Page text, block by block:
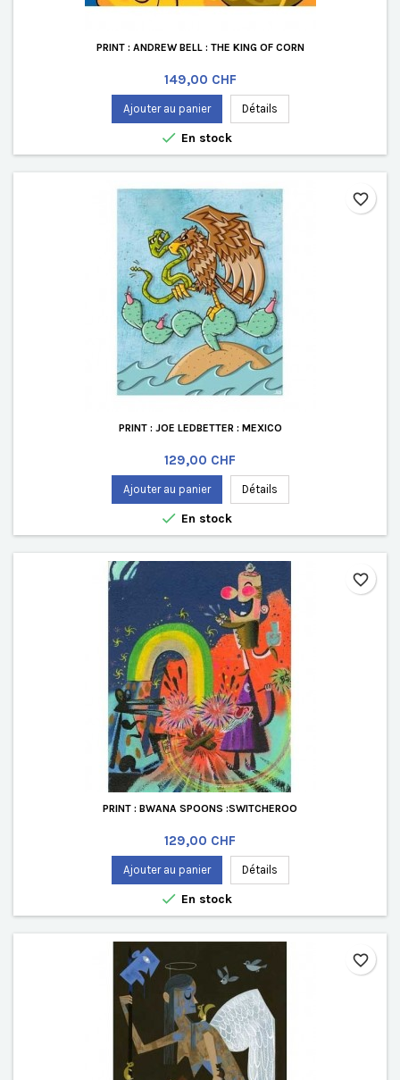
PRINT : ANDREW BELL : THE KING OF CORN
Prix
149,00 CHF
Ajouter au panier Détails
 En stock
PRINT : JOE LEDBETTER : MEXICO
Prix
129,00 CHF
Ajouter au panier Détails
 En stock
favorite_border
PRINT : BWANA SPOONS :SWITCHEROO
Prix
129,00 CHF
Ajouter au panier Détails
 En stock
favorite_border
favorite_border